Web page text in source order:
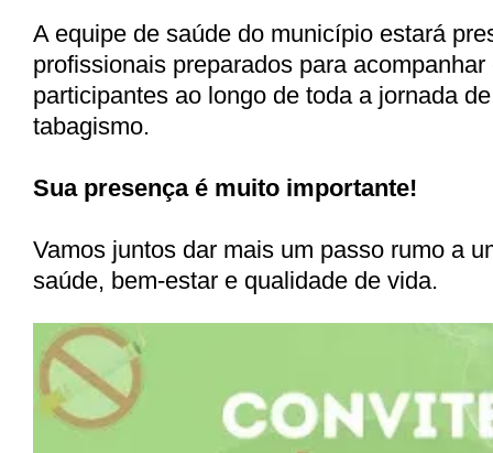
A equipe de saúde do município estará
profissionais preparados para
participantes ao longo de toda a jornada
tabagismo.
Sua presença é muito importante!
Vamos juntos dar mais um passo rumo a
saúde, bem-estar e qualidade de vida.